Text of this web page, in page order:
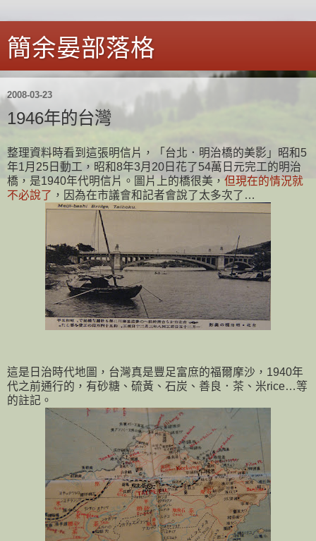
簡余晏部落格
2008-03-23
1946年的台灣
整理資料時看到這張明信片，「台北．明治橋的美影」昭和5
年1月25日動工，昭和8年3月20日花了54萬日元完工的明治
橋，是1940年代明信片。圖片上的橋很美， 但現在的情況就
不必說了 ，因為在市議會和記者會說了太多次了…
這是日治時代地圖，台灣真是豐足富庶的福爾摩沙，1940年
代之前通行的，有砂糖、硫黃、石炭、善良．茶、米rice…等
的註記。